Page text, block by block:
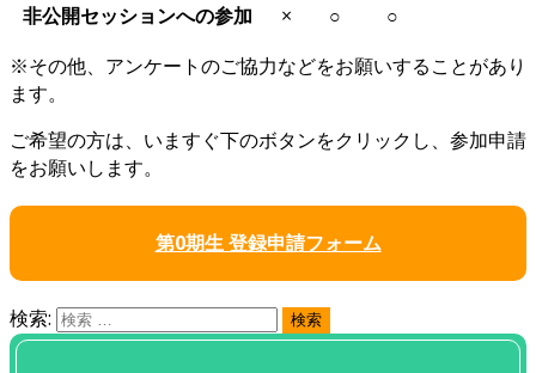
非公開セッションへの参加
× ○
○
※その他、アンケートのご協力などをお願いすることがあり
ます。
ご希望の方は、いますぐ下のボタンをクリックし、参加申請
をお願いします。
第0期生 登録申請フォーム
検索: